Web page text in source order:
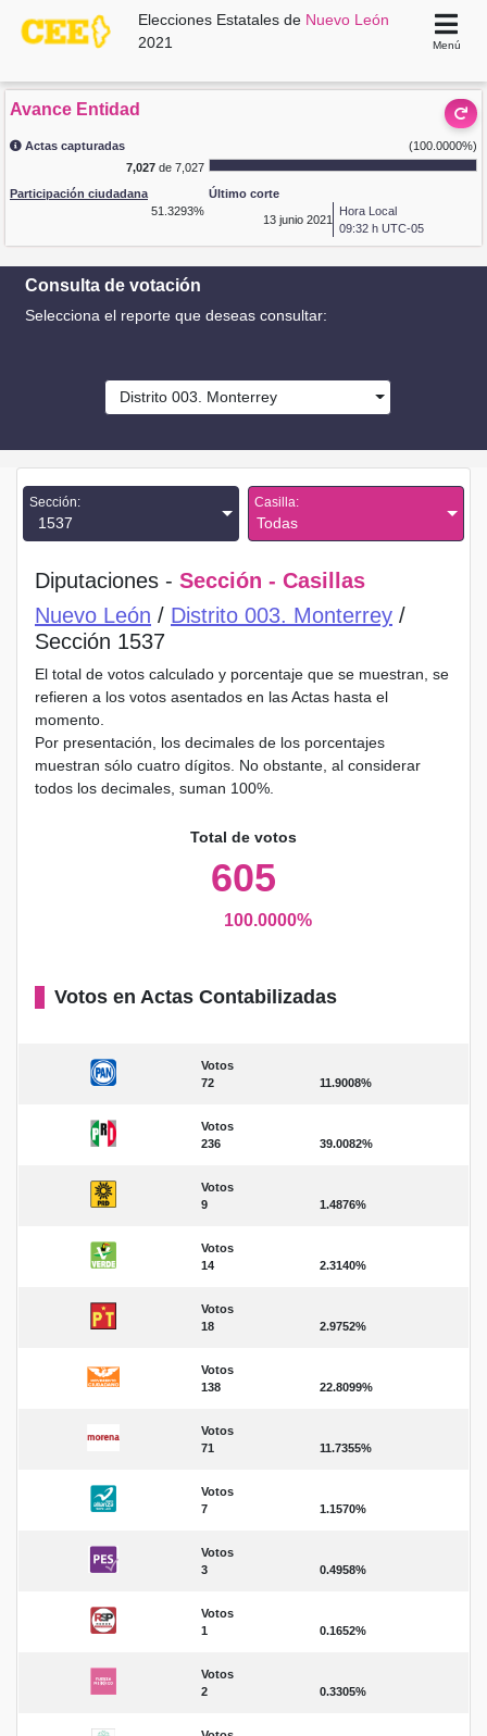
Elecciones Estatales de Nuevo León
2021
Menú
Avance Entidad
Actas capturadas
(100.0000%)
7,027de 7,027
Participación ciudadana
51.3293%
Último corte
13 junio 2021
Hora Local
09:32 h UTC-05
Consulta de votación
Selecciona el reporte que deseas consultar:
Distrito 003. Monterrey
Sección:
1537
Casilla:
Todas
Diputaciones - Sección - Casillas
Nuevo León / Distrito 003. Monterrey /
Sección 1537
El total de votos calculado y porcentaje que se muestran, se
refieren a los votos asentados en las Actas hasta el
momento.
Por presentación, los decimales de los porcentajes
muestran sólo cuatro dígitos. No obstante, al considerar
todos los decimales, suman 100%.
Total de votos
605
100.0000%
Votos en Actas Contabilizadas
Votos
72
11.9008%
Votos
236
39.0082%
Votos
9
1.4876%
Votos
14
2.3140%
Votos
18
2.9752%
Votos
138
22.8099%
Votos
71
11.7355%
Votos
7
1.1570%
Votos
3
0.4958%
Votos
1
0.1652%
Votos
2
0.3305%